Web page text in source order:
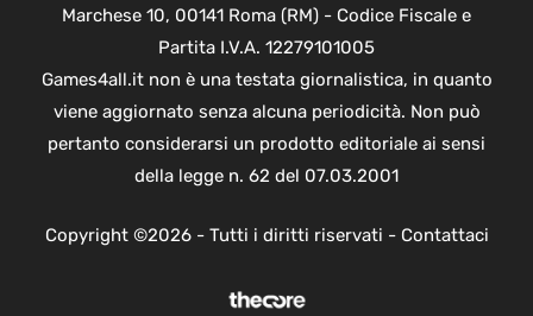
Marchese 10, 00141 Roma (RM) - Codice Fiscale e
Partita I.V.A. 12279101005
Games4all.it non è una testata giornalistica, in quanto
viene aggiornato senza alcuna periodicità. Non può
pertanto considerarsi un prodotto editoriale ai sensi
della legge n. 62 del 07.03.2001
Copyright ©2026 - Tutti i diritti riservati - Contattaci